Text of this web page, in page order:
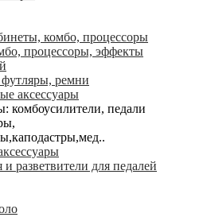
комбо, процессоры
процессоры, эффекты
ремни
аксессуары
комбоусилители, педали
разветвители для педалей